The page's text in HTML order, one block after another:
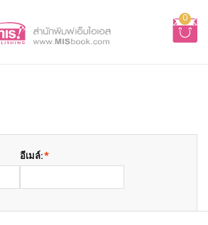
0
*
อีเมล์: